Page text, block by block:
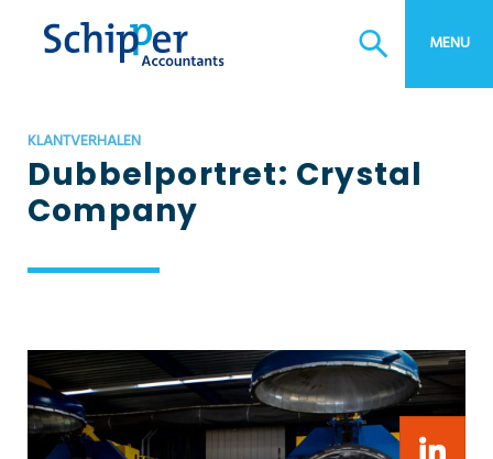
MENU
KLANTVERHALEN
Dubbelportret: Crystal
Company